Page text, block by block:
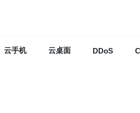
云手机 云桌面 DDoS